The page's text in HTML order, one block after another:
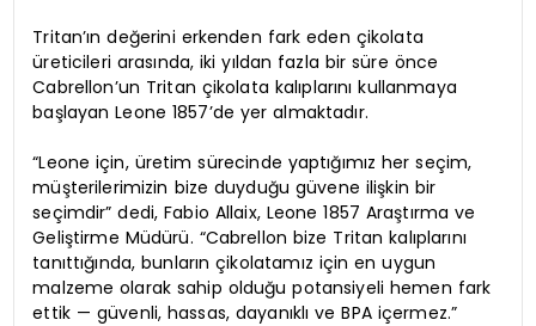
Tritan’ın değerini erkenden fark eden çikolata
üreticileri arasında, iki yıldan fazla bir süre önce
Cabrellon’un Tritan çikolata kalıplarını kullanmaya
başlayan Leone 1857’de yer almaktadır.
“Leone için, üretim sürecinde yaptığımız her seçim,
müşterilerimizin bize duyduğu güvene ilişkin bir
seçimdir” dedi, Fabio Allaix, Leone 1857 Araştırma ve
Geliştirme Müdürü. “Cabrellon bize Tritan kalıplarını
tanıttığında, bunların çikolatamız için en uygun
malzeme olarak sahip olduğu potansiyeli hemen fark
ettik — güvenli, hassas, dayanıklı ve BPA içermez.”